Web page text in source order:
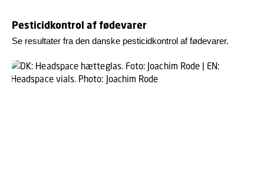
Pesticidkontrol af fødevarer
Se resultater fra den danske pesticidkontrol af fødevarer.